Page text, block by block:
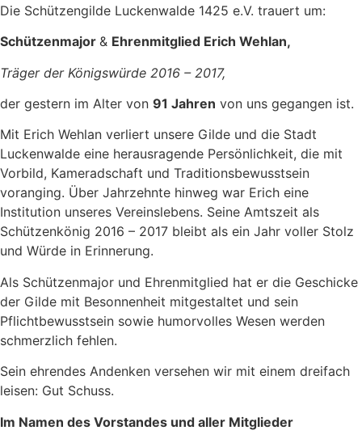
Die Schützengilde Luckenwalde 1425 e.V. trauert um:
Schützenmajor & Ehrenmitglied Erich Wehlan,
Träger der Königswürde 2016 – 2017,
der gestern im Alter von 91 Jahren von uns gegangen ist.
Mit Erich Wehlan verliert unsere Gilde und die Stadt
Luckenwalde eine herausragende Persönlichkeit, die mit
Vorbild, Kameradschaft und Traditionsbewusstsein
voranging. Über Jahrzehnte hinweg war Erich eine
Institution unseres Vereinslebens. Seine Amtszeit als
Schützenkönig 2016 – 2017 bleibt als ein Jahr voller Stolz
und Würde in Erinnerung.
Als Schützenmajor und Ehrenmitglied hat er die Geschicke
der Gilde mit Besonnenheit mitgestaltet und sein
Pflichtbewusstsein sowie humorvolles Wesen werden
schmerzlich fehlen.
Sein ehrendes Andenken versehen wir mit einem dreifach
leisen: Gut Schuss.
Im Namen des Vorstandes und aller Mitglieder